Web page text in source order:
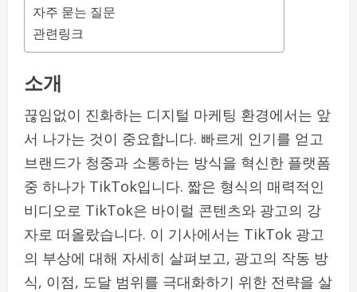
자주 묻는 질문
관련링크
소개
끊임없이 진화하는 디지털 마케팅 환경에서는 앞
서 나가는 것이 중요합니다. 빠르게 인기를 얻고
브랜드가 청중과 소통하는 방식을 혁신한 플랫폼
중 하나가 TikTok입니다. 짧은 형식의 매력적인
비디오로 TikTok은 바이럴 콘텐츠와 광고의 강
자로 떠올랐습니다. 이 기사에서는 TikTok 광고
의 부상에 대해 자세히 살펴보고, 광고의 작동 방
식, 이점, 도달 범위를 극대화하기 위한 전략을 살